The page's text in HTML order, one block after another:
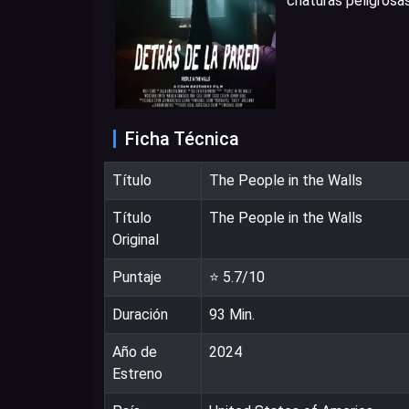
Ficha Técnica
Título The People in the Walls
Título
Original
The People in the Walls
Puntaje ⭐ 5.7/10
Duración 93 Min.
Año de
Estreno
2024